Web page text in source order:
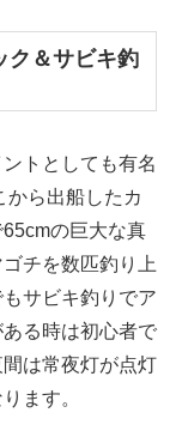
＆サビキ釣
トとしても有名
から出船したカ
の巨大な真
チを数匹釣り上
サビキ釣りでア
る時は初心者で
は常夜灯が点灯
ます。